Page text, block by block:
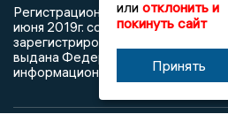
Регистрационный номер: серия
июня 2019г. согласно выписке из
зарегистрированных средств
выдана Федеральной службой по
информационных технологий и
или отклонить и
покинуть сайт
Принять